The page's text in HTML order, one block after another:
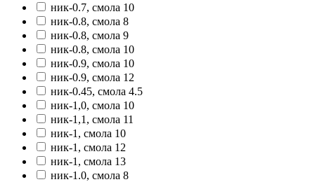
ник-0.7, смола 10
ник-0.8, смола 8
ник-0.8, смола 9
ник-0.8, смола 10
ник-0.9, смола 10
ник-0.9, смола 12
ник-0.45, смола 4.5
ник-1,0, смола 10
ник-1,1, смола 11
ник-1, смола 10
ник-1, смола 12
ник-1, смола 13
ник-1.0, смола 8